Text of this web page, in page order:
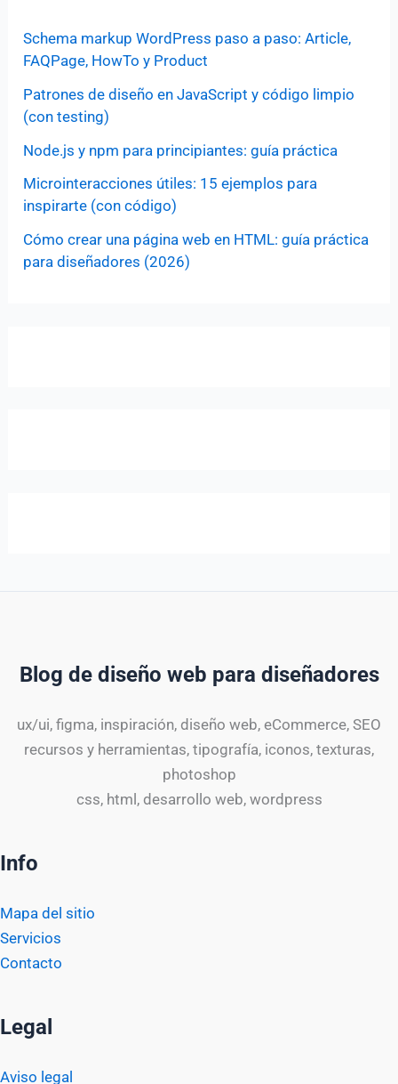
Schema markup WordPress paso a paso: Article,
FAQPage, HowTo y Product
Patrones de diseño en JavaScript y código limpio
(con testing)
Node.js y npm para principiantes: guía práctica
Microinteracciones útiles: 15 ejemplos para
inspirarte (con código)
Cómo crear una página web en HTML: guía práctica
para diseñadores (2026)
Blog de diseño web para diseñadores
ux/ui, figma, inspiración, diseño web, eCommerce, SEO
recursos y herramientas, tipografía, iconos, texturas,
photoshop
css, html, desarrollo web, wordpress
Info
Mapa del sitio
Servicios
Contacto
Legal
Aviso legal